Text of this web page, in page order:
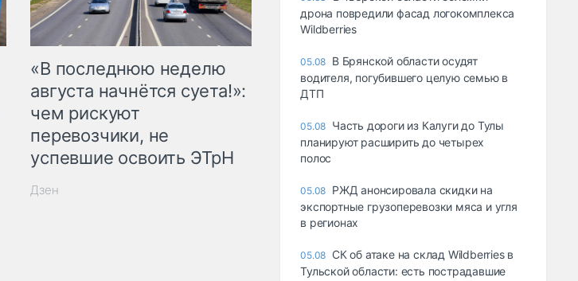
«В последнюю неделю
августа начнётся суета!»:
чем рискуют
перевозчики, не
успевшие освоить ЭТрН
Дзен
дрона повредили фасад логокомплекса
Wildberries
05.08 В Брянской области осудят
водителя, погубившего целую семью в
ДТП
05.08 Часть дороги из Калуги до Тулы
планируют расширить до четырех
полос
05.08 РЖД анонсировала скидки на
экспортные грузоперевозки мяса и угля
в регионах
05.08 СК об атаке на склад Wildberries в
Тульской области: есть пострадавшие